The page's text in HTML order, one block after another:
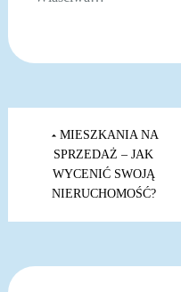
Nawigacja
wpisuMIESZKANIA NA
SPRZEDAŻ – JAK
WYCENIĆ SWOJĄ
NIERUCHOMOŚĆ?